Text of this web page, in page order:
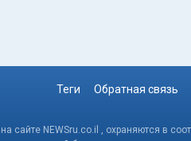
Теги Обратная связь
сайте NEWSru.co.il , охраняются в